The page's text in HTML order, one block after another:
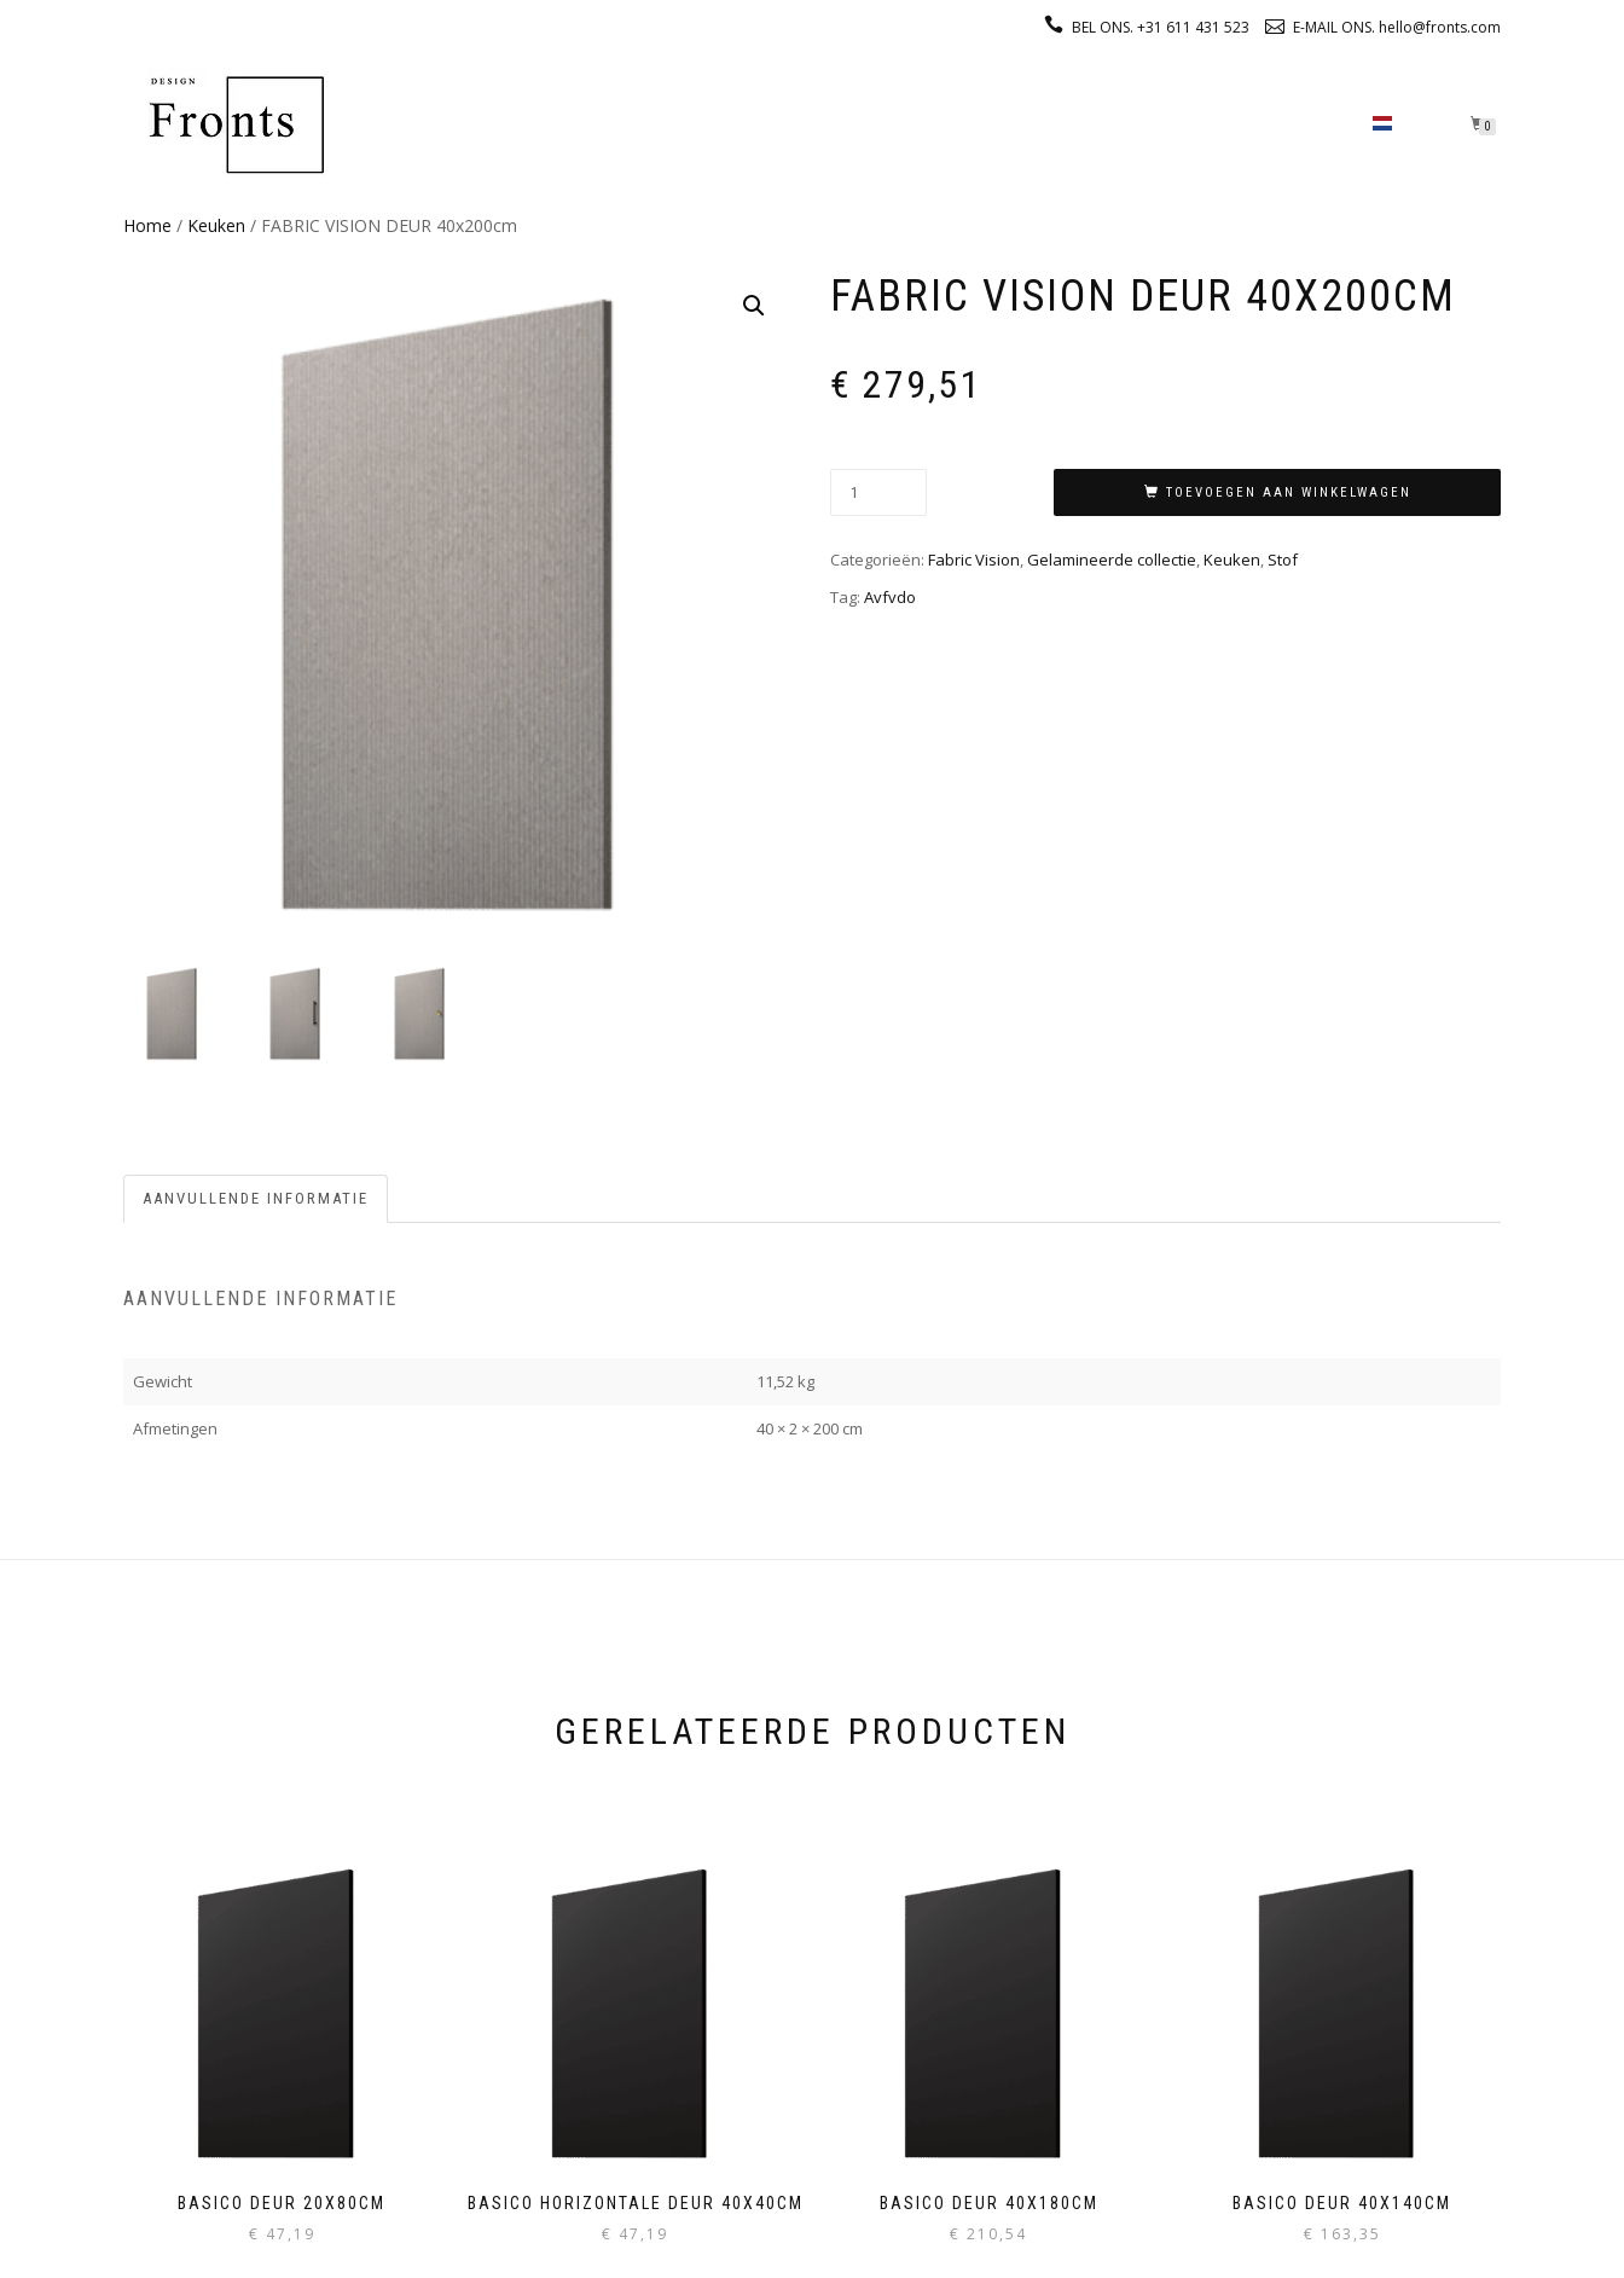
BEL ONS. +31 611 431 523 E-MAIL ONS. hello@fronts.com
0
Home / Keuken / FABRIC VISION DEUR 40x200cm
FABRIC VISION DEUR 40X200CM
€ 279,51
TOEVOEGEN AAN WINKELWAGEN
Categorieën: Fabric Vision,Gelamineerde collectie,Keuken, Stof
Tag: Avfvdo
AANVULLENDE INFORMATIE
AANVULLENDE INFORMATIE
Gewicht 11,52 kg
Afmetingen 40 × 2 × 200 cm
GERELATEERDE PRODUCTEN
BASICO DEUR 20X80CM
€ 47,19
BASICO HORIZONTALE DEUR 40X40CM
€ 47,19
BASICO DEUR 40X180CM
€ 210,54
BASICO DEUR 40X140CM
€ 163,35